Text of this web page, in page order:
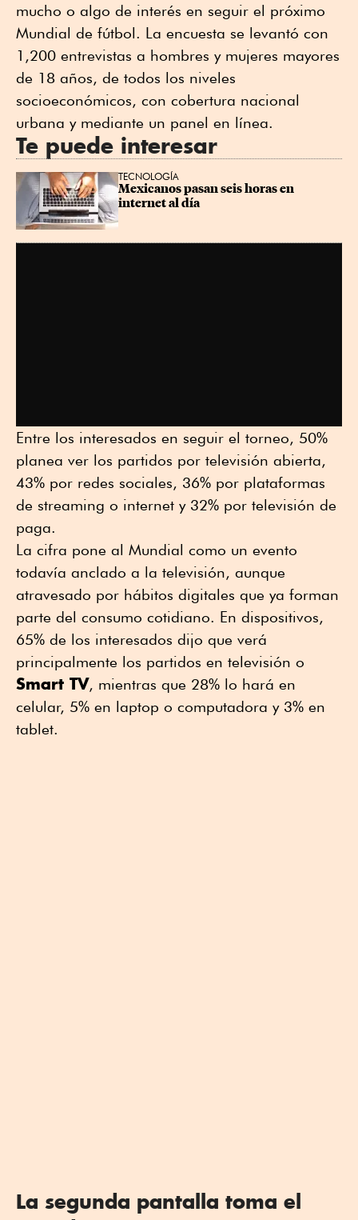
mucho o algo de interés en seguir el próximo
Mundial de fútbol. La encuesta se levantó con
1,200 entrevistas a hombres y mujeres mayores
de 18 años, de todos los niveles
socioeconómicos, con cobertura nacional
urbana y mediante un panel en línea.
Te puede interesar
TECNOLOGÍA
Mexicanos pasan seis horas en
internet al día
Entre los interesados en seguir el torneo, 50%
planea ver los partidos por televisión abierta,
43% por redes sociales, 36% por plataformas
de streaming o internet y 32% por televisión de
paga.
La cifra pone al Mundial como un evento
todavía anclado a la televisión, aunque
atravesado por hábitos digitales que ya forman
parte del consumo cotidiano. En dispositivos,
65% de los interesados dijo que verá
principalmente los partidos en televisión o
Smart TV, mientras que 28% lo hará en
celular, 5% en laptop o computadora y 3% en
tablet.
La segunda pantalla toma el